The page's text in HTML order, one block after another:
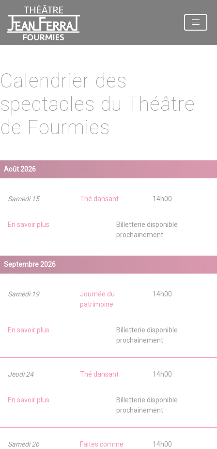
Calendrier des
spectacles du Théâtre
de Fourmies
Août 2026
Samedi 15 Thé dansant 14h00
En savoir plus
Billetterie disponible
prochainement
Septembre 2026
Samedi 19
Journée du
patrimoine
14h00
En savoir plus
Billetterie disponible
prochainement
Jeudi 24 Thé dansant 14h00
En savoir plus
Billetterie disponible
prochainement
Samedi 26
Faites comme
14h00
Panneau de gestion des cookies